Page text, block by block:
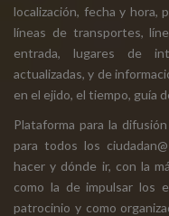
localización, fecha y hora,
líneas de transportes,
entrada, lugares de
actualizadas, y de
en el ejido, el tiempo, guía
Plataforma para la
para todos los
hacer y dónde ir, con la
como la de impulsar los
patrocinio y como